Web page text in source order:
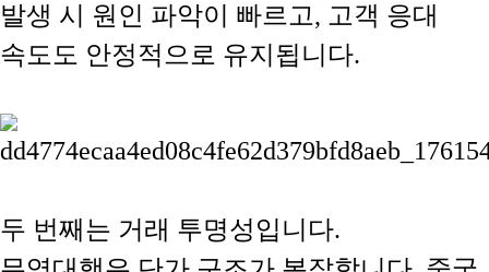
발생 시 원인 파악이 빠르고, 고객 응대
속도도 안정적으로 유지됩니다.
두 번째는 거래 투명성입니다.